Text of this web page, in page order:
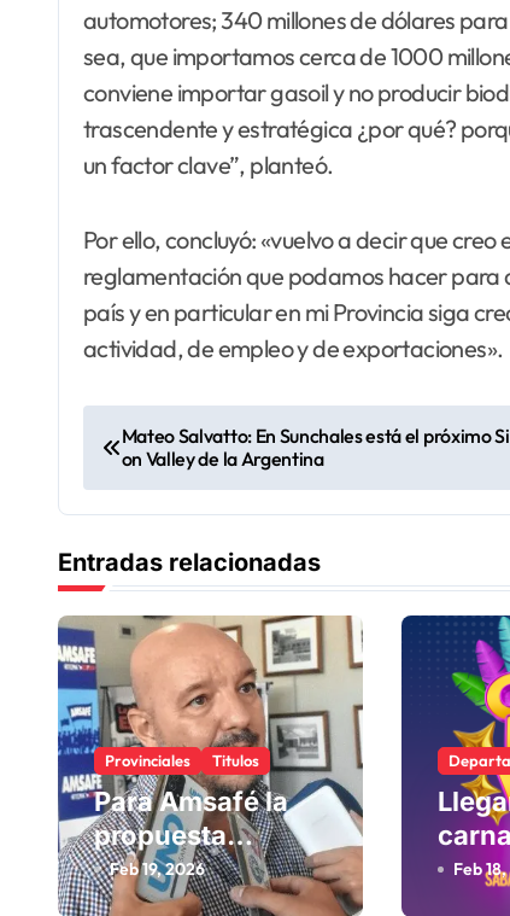
automotores; 340 millones de dólares
sea, que importamos cerca de 1000
conviene importar gasoil y no producir
trascendente y estratégica ¿por qué?
un factor clave”, planteó.
Por ello, concluyó: «vuelvo a decir que
reglamentación que podamos hacer para
país y en particular en mi Provincia siga
actividad, de empleo y de exportaciones».
N
a
v
e
g
a
c
i
ó
n
Mateo Salvatto: En Sunchales está el próximo
on Valley de la Argentina
Entradas relacionadas
Provinciales Titulos
Para Amsafé la
propuesta
salarial del
gobierno «queda
Feb 19, 2026 Feb